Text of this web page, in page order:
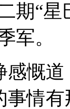
期“
军。
感慨
事情